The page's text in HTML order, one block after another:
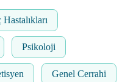
Psikoloji
Genel Cerrahi